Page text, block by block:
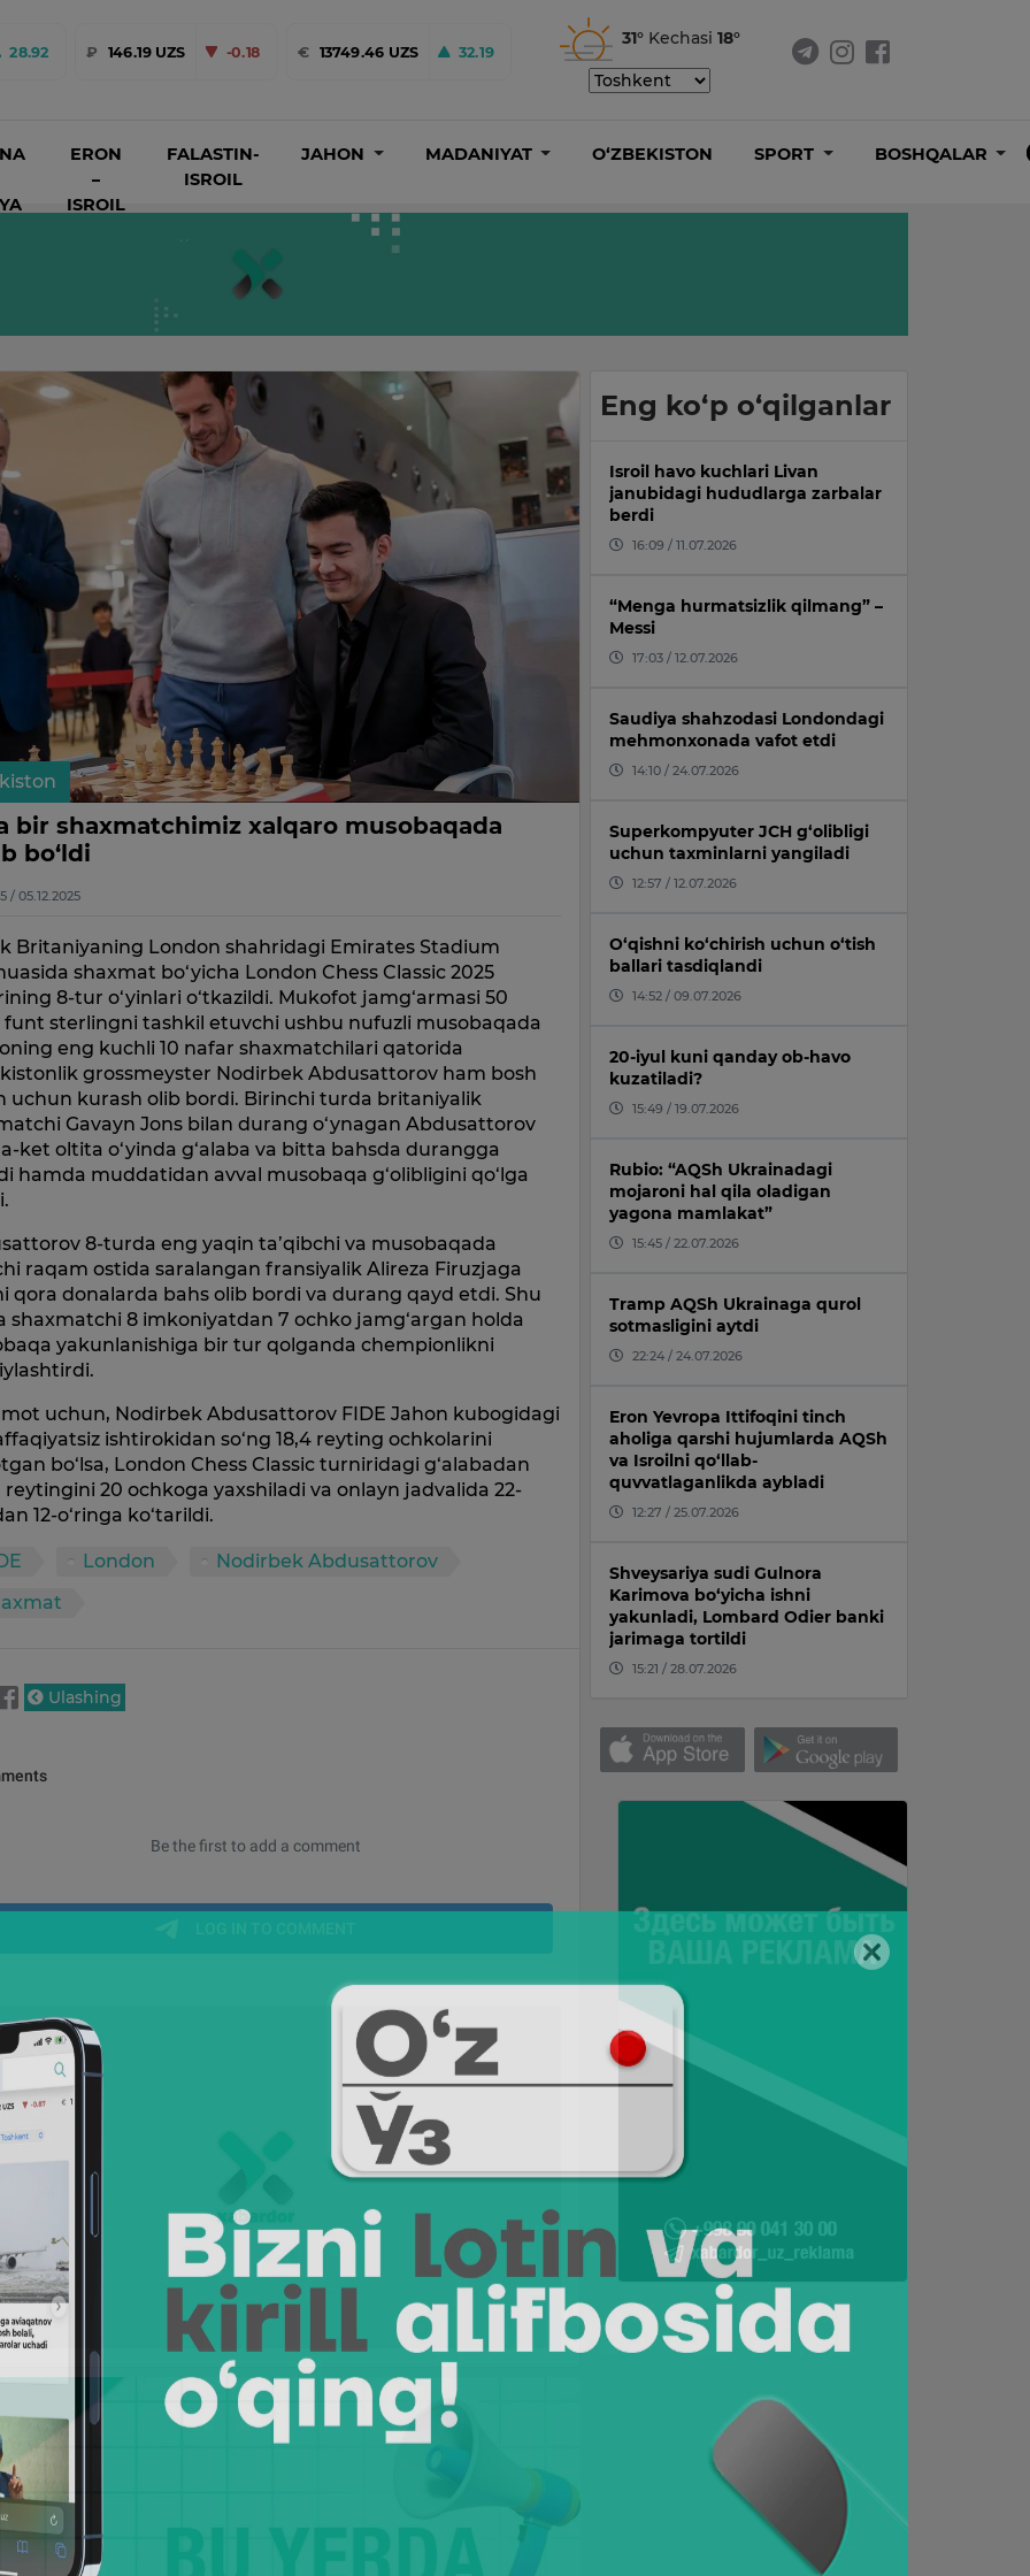
28.92 ₽ 146.19 UZS -0.18 € 13749.46 UZS 32.19
31° Kechasi 18°
ERON
–
ISROIL
FALASTIN-
ISROIL
JAHON MADANIYAT O‘ZBEKISTON SPORT BOSHQALAR
bir shaxmatchimiz xalqaro musobaqada
bo‘ldi
/ 05.12.2025
Britaniyaning London shahridagi Emirates Stadium
shaxmat bo‘yicha London Chess Classic 2025
8-tur o‘yinlari o‘tkazildi. Mukofot jamg‘armasi 50
sterlingni tashkil etuvchi ushbu nufuzli musobaqada
eng kuchli 10 nafar shaxmatchilari qatorida
grossmeyster Nodirbek Abdusattorov ham bosh
uchun kurash olib bordi. Birinchi turda britaniyalik
Gavayn Jons bilan durang o‘ynagan Abdusattorov
ket oltita o‘yinda g‘alaba va bitta bahsda durangga
hamda muddatidan avval musobaqa g‘olibligini qo‘lga
8-turda eng yaqin ta’qibchi va musobaqada
raqam ostida saralangan fransiyalik Alireza Firuzjaga
qora donalarda bahs olib bordi va durang qayd etdi. Shu
shaxmatchi 8 imkoniyatdan 7 ochko jamg‘argan holda
yakunlanishiga bir tur qolganda chempionlikni
uchun, Nodirbek Abdusattorov FIDE Jahon kubogidagi
ishtirokidan so‘ng 18,4 reyting ochkolarini
bo‘lsa, London Chess Classic turniridagi g‘alabadan
reytingini 20 ochkoga yaxshiladi va onlayn jadvalida 22-
12-o‘ringa ko‘tarildi.
London
Nodirbek Abdusattorov
Ulashing
Eng ko‘p o‘qilganlar
Isroil havo kuchlari Livan
janubidagi hududlarga zarbalar
berdi
16:09 / 11.07.2026
“Menga hurmatsizlik qilmang” –
Messi
17:03 / 12.07.2026
Saudiya shahzodasi Londondagi
mehmonxonada vafot etdi
14:10 / 24.07.2026
Superkompyuter JCH g‘olibligi
uchun taxminlarni yangiladi
12:57 / 12.07.2026
O‘qishni ko‘chirish uchun o‘tish
ballari tasdiqlandi
14:52 / 09.07.2026
20-iyul kuni qanday ob-havo
kuzatiladi?
15:49 / 19.07.2026
Rubio: “AQSh Ukrainadagi
mojaroni hal qila oladigan
yagona mamlakat”
15:45 / 22.07.2026
Tramp AQSh Ukrainaga qurol
sotmasligini aytdi
22:24 / 24.07.2026
Eron Yevropa Ittifoqini tinch
aholiga qarshi hujumlarda AQSh
va Isroilni qo‘llab-
quvvatlaganlikda aybladi
12:27 / 25.07.2026
Shveysariya sudi Gulnora
Karimova bo‘yicha ishni
yakunladi, Lombard Odier banki
jarimaga tortildi
15:21 / 28.07.2026